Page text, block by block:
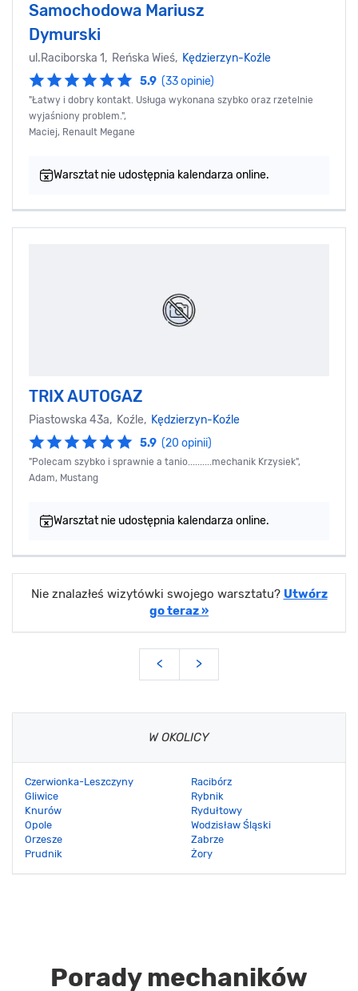
Samochodowa Mariusz
Dymurski
ul.Raciborska 1, Reńska Wieś, Kędzierzyn-Koźle
5.9 (33 opinie)
"Łatwy i dobry kontakt. Usługa wykonana szybko oraz rzetelnie
wyjaśniony problem.",
Maciej, Renault Megane
Warsztat nie udostępnia kalendarza online.
TRIX AUTOGAZ
Piastowska 43a, Koźle, Kędzierzyn-Koźle
5.9 (20 opinii)
"Polecam szybko i sprawnie a tanio..........mechanik Krzysiek",
Adam, Mustang
Warsztat nie udostępnia kalendarza online.
Nie znalazłeś wizytówki swojego warsztatu? Utwórz
go teraz »
< >
W OKOLICY
Czerwionka-Leszczyny
Gliwice
Knurów
Opole
Orzesze
Prudnik
Racibórz
Rybnik
Rydułtowy
Wodzisław Śląski
Zabrze
Żory
Porady mechaników